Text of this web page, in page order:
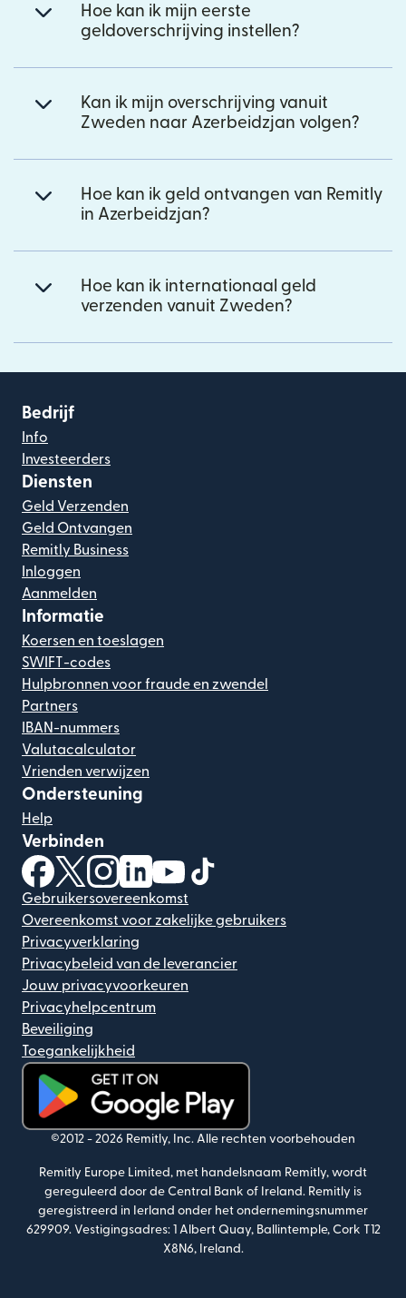
Hoe kan ik mijn eerste
geldoverschrijving instellen?
Kan ik mijn overschrijving vanuit
Zweden naar Azerbeidzjan volgen?
Hoe kan ik geld ontvangen van Remitly
in Azerbeidzjan?
Hoe kan ik internationaal geld
verzenden vanuit Zweden?
Bedrijf
Info
Investeerders
Diensten
Geld Verzenden
Geld Ontvangen
Remitly Business
Inloggen
Aanmelden
Informatie
Koersen en toeslagen
SWIFT-codes
Hulpbronnen voor fraude en zwendel
Partners
IBAN-nummers
Valutacalculator
Vrienden verwijzen
Ondersteuning
Help
Verbinden
(wordt geopend in een nieuw venster)
(wordt geopend in een nieuw venster)
(wordt geopend in een nieuw venster)
(wordt geopend in een nieuw venster)
(wordt geopend in een nieuw
Gebruikersovereenkomst
Overeenkomst voor zakelijke gebruikers
Privacyverklaring
Privacybeleid van de leverancier
Jouw privacyvoorkeuren
Privacyhelpcentrum
Beveiliging
Toegankelijkheid
(wordt geopend in een nieuw venster)
©2012 - 2026 Remitly, Inc. Alle rechten voorbehouden
Remitly Europe Limited, met handelsnaam Remitly, wordt
gereguleerd door de Central Bank of Ireland. Remitly is
geregistreerd in Ierland onder het ondernemingsnummer
629909. Vestigingsadres: 1 Albert Quay, Ballintemple, Cork T12
X8N6, Ireland.